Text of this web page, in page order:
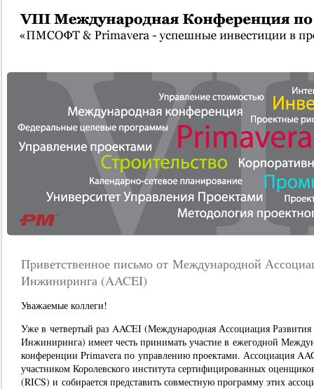
Приветственное письмо от Международной
Инжиниринга (AACEI)
Уважаемые коллеги!
Уже в четвертый раз AACEI (Международная Ассоциация Развития
Инжиниринга) имеет честь принимать участие в ежегодной
конференции Primavera по управлению проектами. Ассоциация
участником Королевского института сертифицированных
(RICS) и собирается представить совместную программу этих